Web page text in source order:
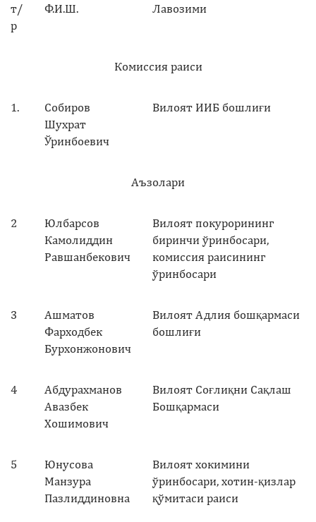
т/
р
Ф.И.Ш. Лавозими
Комиссия раиси
1.
Собиров
Шухрат
Ўринбоевич
Вилоят ИИБ бошлиғи
Аъзолари
2
Юлбарсов
Камолиддин
Равшанбекович
Вилоят покурорининг
биринчи ўринбосари,
комиссия раисининг
ўринбосари
3
Ашматов
Фарходбек
Бурхонжонович
Вилоят Адлия бошқармаси
бошлиғи
4
Абдурахманов
Авазбек
Хошимович
Вилоят Соғлиқни Сақлаш
Бошқармаси
5
Юнусова
Манзура
Пазлиддиновна
Вилоят хокимини
ўринбосари, хотин-қизлар
қўмитаси раиси